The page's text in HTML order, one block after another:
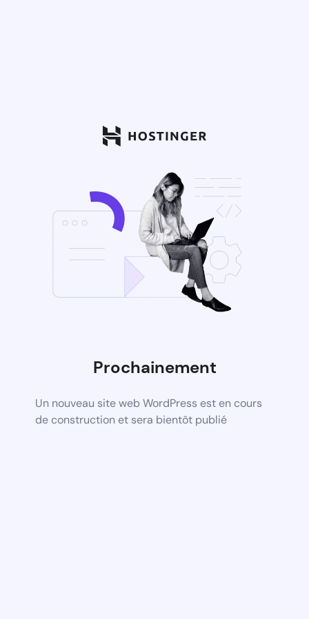
Prochainement
Un nouveau site web WordPress est en cours
de construction et sera bientôt publié